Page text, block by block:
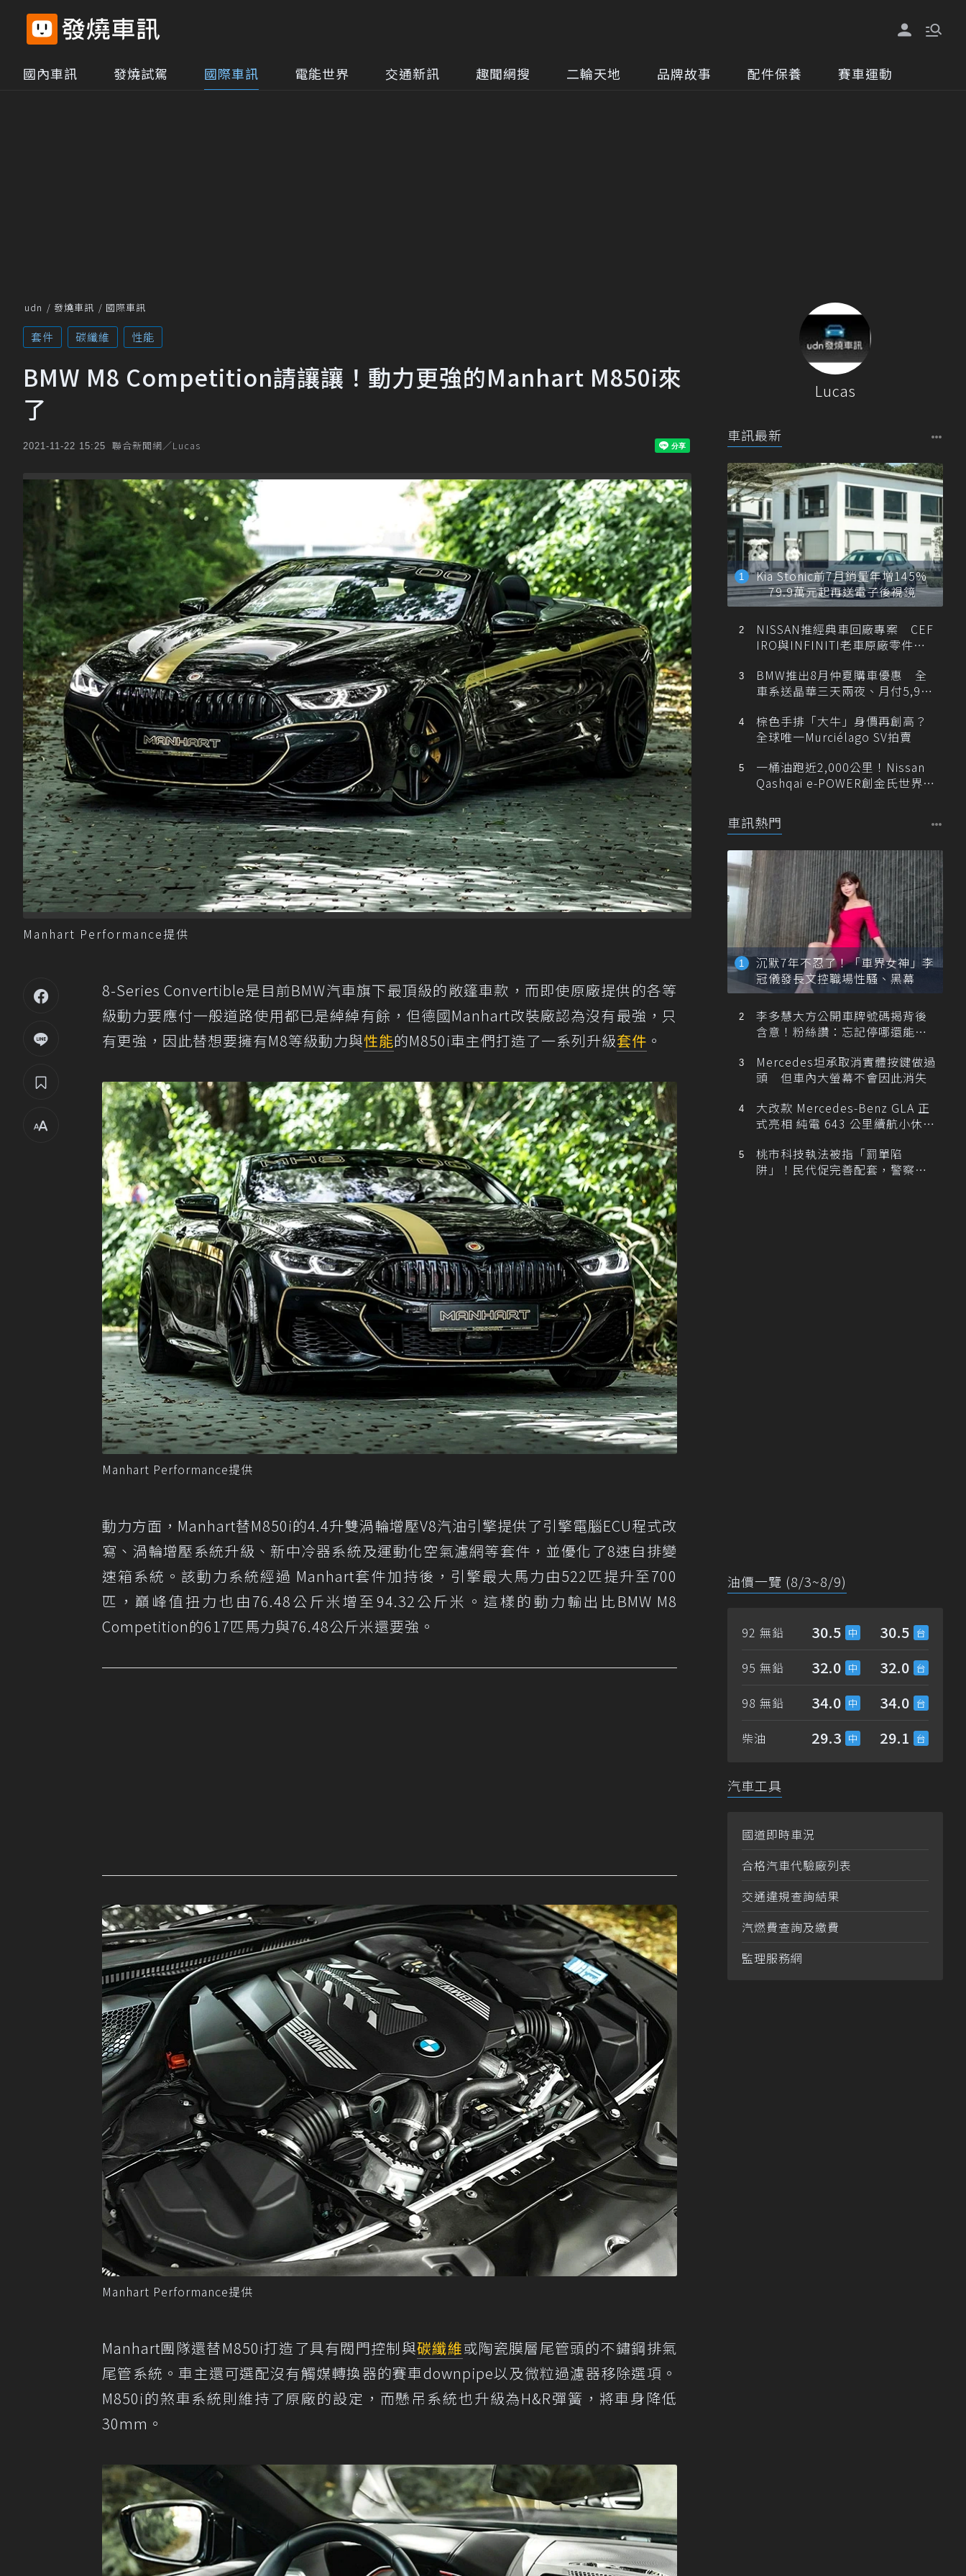
國內車訊 發燒試駕 國際車訊 電能世界 交通新訊 趣聞網搜 二輪天地 品牌故事 配件保養 賽車運動
udn 發燒車訊 國際車訊
套件 碳纖維 性能
BMW M8 Competition請讓讓！動力更強的Manhart M850i來
了
2021-11-22 15:25 聯合新聞網／Lucas
Manhart Performance提供
8-Series Convertible是目前BMW汽車旗下最頂級的敞篷車款，而即使原廠提供的各等
級動力要應付一般道路使用都已是綽綽有餘，但德國Manhart改裝廠認為沒有最強，只
有更強，因此替想要擁有M8等級動力與性能的M850i車主們打造了一系列升級套件 。
Manhart Performance提供
動力方面，Manhart替M850i的4.4升雙渦輪增壓V8汽油引擎提供了引擎電腦ECU程式改
寫、渦輪增壓系統升級、新中冷器系統及運動化空氣濾網等套件，並優化了8速自排變
速箱系統。該動力系統經過 Manhart套件加持後，引擎最大馬力由522匹提升至700
匹，巔峰值扭力也由76.48公斤米增至94.32公斤米。這樣的動力輸出比BMW M8
Competition的617匹馬力與76.48公斤米還要強。
Manhart Performance提供
Manhart團隊還替M850i打造了具有閥門控制與碳纖維或陶瓷膜層尾管頭的不鏽鋼排氣
尾管系統。車主還可選配沒有觸媒轉換器的賽車downpipe以及微粒過濾器移除選項。
M850i的煞車系統則維持了原廠的設定，而懸吊系統也升級為H&R彈簧，將車身降低
30mm。
Lucas
車訊最新
Kia Stonic前7月銷量年增145%
79.9萬元起再送電子後視鏡
NISSAN推經典車回廠專案 CEF
IRO與INFINITI老車原廠零件最
BMW推出8月仲夏購車優惠 全
車系送晶華三天兩夜、月付5,900
棕色手排「大牛」身價再創高？
全球唯一Murciélago SV拍賣
一桶油跑近2,000公里！Nissan
Qashqai e-POWER創金氏世界紀
車訊熱門
沉默7年不忍了！「車界女神」李
冠儀發長文控職場性騷、黑幕
李多慧大方公開車牌號碼揭背後
含意！粉絲讚：忘記停哪還能幫
Mercedes坦承取消實體按鍵做過
頭 但車內大螢幕不會因此消失
大改款 Mercedes-Benz GLA 正
式亮相 純電 643 公里續航小休
桃市科技執法被指「罰單陷
阱」！民代促完善配套，警察局
油價一覽 (8/3~8/9)
92 無鉛 30.5 30.5
95 無鉛 32.0 32.0
98 無鉛 34.0 34.0
柴油 29.3 29.1
汽車工具
國道即時車況
合格汽車代驗廠列表
交通違規查詢結果
汽燃費查詢及繳費
監理服務網